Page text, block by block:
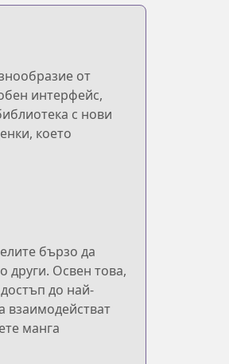
от
интерфейс,
с нови
което
бързо да
други. Освен това,
до най-
взаимодействат
манга